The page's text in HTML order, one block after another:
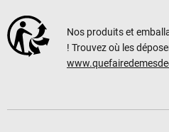
Nos produits et
! Trouvez où les